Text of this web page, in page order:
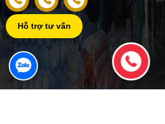
Hỗ trợ tư vấn